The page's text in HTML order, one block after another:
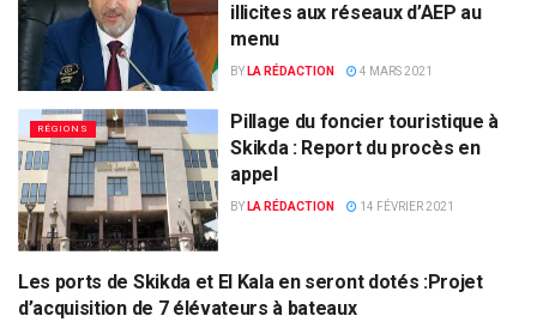
illicites aux réseaux d’AEP au
menu
BY LA RÉDACTION 4 MARS 2021
RÉGIONS
Pillage du foncier touristique à
Skikda : Report du procès en
appel
BY LA RÉDACTION 14 FÉVRIER 2021
RÉGIONS
Les ports de Skikda et El Kala en seront dotés :Projet
d’acquisition de 7 élévateurs à bateaux